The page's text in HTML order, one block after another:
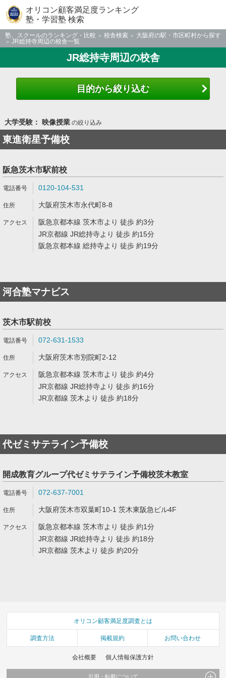
オリコン顧客満足度ランキング
塾・学習塾 検索
塾、スクールのランキング・比較 校舎検索
大阪府の駅・市区町村から探す
JR総持寺周辺の校舎一覧
JR総持寺周辺の校舎
目的から絞り込む
大学受験： 映像授業の絞り込み
東進衛星予備校
阪急茨木市駅前校
0120-104-531
大阪府茨木市永代町8-8
阪急京都本線 茨木市より 徒歩 約3分
JR京都線 JR総持寺より 徒歩 約15分
阪急京都本線 総持寺より 徒歩 約19分
河合塾マナビス
茨木市駅前校
072-631-1533
大阪府茨木市別院町2-12
阪急京都本線 茨木市より 徒歩 約4分
JR京都線 JR総持寺より 徒歩 約16分
JR京都線 茨木より 徒歩 約18分
代ゼミサテライン予備校
開成教育グループ代ゼミサテライン予備校茨木教室
072-637-7001
大阪府茨木市双葉町10-1 茨木東阪急ビル4F
阪急京都本線 茨木市より 徒歩 約1分
JR京都線 JR総持寺より 徒歩 約18分
JR京都線 茨木より 徒歩 約20分
オリコン顧客満足度調査とは
調査方法 掲載規約 お問い合わせ
会社概要 個人情報保護方針
引用・転載について